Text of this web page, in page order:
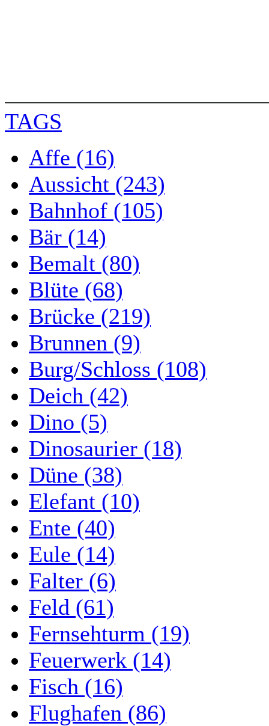
TAGS
Affe (16)
Aussicht (243)
Bahnhof (105)
Bär (14)
Bemalt (80)
Blüte (68)
Brücke (219)
Brunnen (9)
Burg/Schloss (108)
Deich (42)
Dino (5)
Dinosaurier (18)
Düne (38)
Elefant (10)
Ente (40)
Eule (14)
Falter (6)
Feld (61)
Fernsehturm (19)
Feuerwerk (14)
Fisch (16)
Flughafen (86)